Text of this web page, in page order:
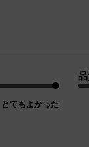
とてもよかった